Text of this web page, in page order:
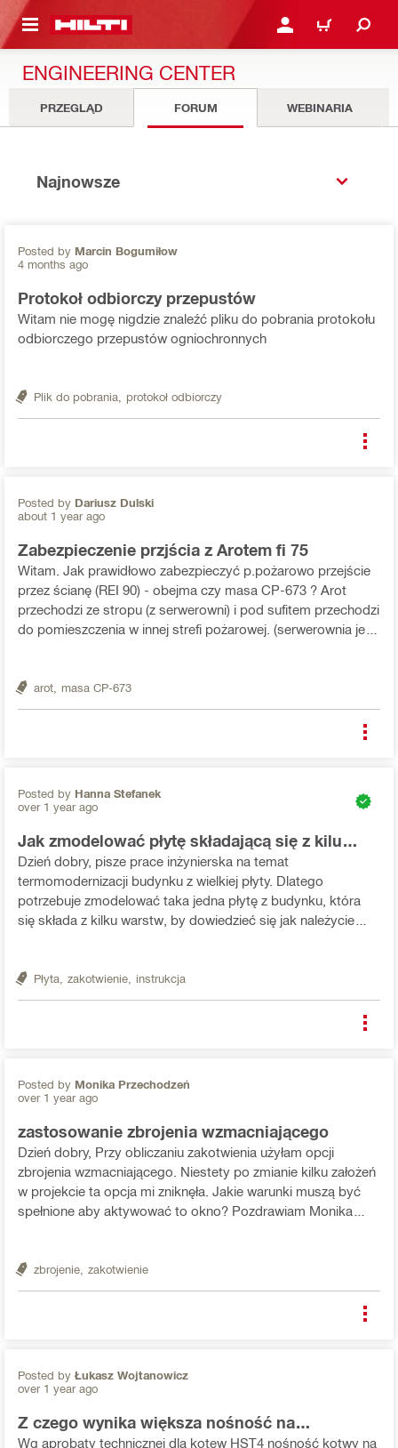
GŁÓWNEJ ZALOGUJ SIĘ LUB
CART
ENGINEERING CENTER
PRZEGLĄD FORUM WEBINARIA
Najnowsze
Posted by Marcin Bogumiłow
4 months ago
Protokoł odbiorczy przepustów
Witam nie mogę nigdzie znaleźć pliku do pobrania protokołu
odbiorczego przepustów ogniochronnych
Plik do pobrania, protokoł odbiorczy
Posted by Dariusz Dulski
about 1 year ago
Zabezpieczenie przjścia z Arotem fi 75
Witam. Jak prawidłowo zabezpieczyć p.pożarowo przejście
przez ścianę (REI 90) - obejma czy masa CP-673 ? Arot
przechodzi ze stropu (z serwerowni) i pod sufitem przechodzi
do pomieszczenia w innej strefi pożarowej. (serwerownia jest
arot, masa CP-673
Posted by Hanna Stefanek
over 1 year ago
Jak zmodelować płytę składającą się z kilu
innych warstw, by obliczyć ilość potrzebnych
kotew?
Dzień dobry, pisze prace inżynierska na temat
termomodernizacji budynku z wielkiej płyty. Dlatego
potrzebuje zmodelować taka jedna płytę z budynku, która
się składa z kilku warstw, by dowiedzieć się jak należycie
... Płyta, zakotwienie, instrukcja
Posted by Monika Przechodzeń
over 1 year ago
zastosowanie zbrojenia wzmacniającego
Dzień dobry, Przy obliczaniu zakotwienia użyłam opcji
zbrojenia wzmacniającego. Niestety po zmianie kilku założeń
w projekcie ta opcja mi zniknęła. Jakie warunki muszą być
spełnione aby aktywować to okno? Pozdrawiam Monika
zbrojenie, zakotwienie
Posted by Łukasz Wojtanowicz
over 1 year ago
Z czego wynika większa nośność na
wyciąganie z betonu kotwy HST4 M16 od HST4
Wg aprobaty technicznej dla kotew HST4 nośność kotwy na